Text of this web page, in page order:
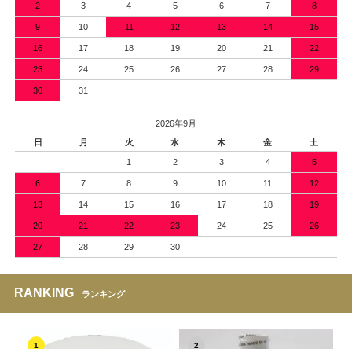
2 3 4 5 6 7 8
9 10 11 12 13 14 15
16 17 18 19 20 21 22
23 24 25 26 27 28 29
30 31
2026年9月
日
月 火 水 木 金 土
1 2 3 4 5
6 7 8 9 10 11 12
13 14 15 16 17 18 19
20 21 22 23 24 25 26
27 28 29 30
RANKING ランキング
1 2